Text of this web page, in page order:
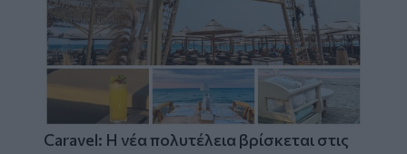
Caravel: Η νέα πολυτέλεια βρίσκεται στις